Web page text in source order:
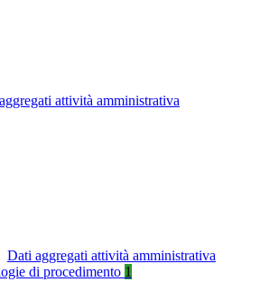
attività amministrativa
Dati aggregati attività amministrativa
di procedimento 1